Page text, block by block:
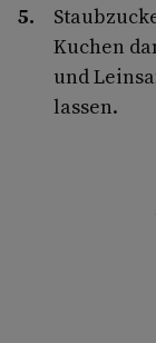
Kuchen
und
lassen.